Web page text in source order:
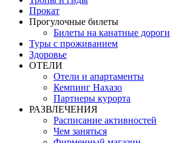
Прокат
Прогулочные билеты
Билеты на канатные дороги
Туры с проживанием
Здоровье
ОТЕЛИ
Отели и апартаменты
Кемпинг Нахазо
Партнеры курорта
РАЗВЛЕЧЕНИЯ
Расписание активностей
Чем заняться